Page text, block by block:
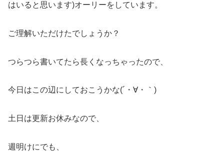
はいると思います)オーリーをしています。
ご理解いただけたでしょうか？
つらつら書いてたら長くなっちゃったので、
今日はこの辺にしておこうかな(´・∀・｀)
土日は更新お休みなので、
週明けにでも、